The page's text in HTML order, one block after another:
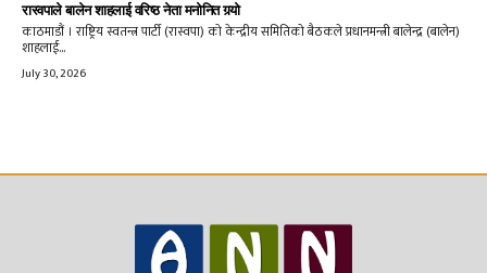
रास्वपाले बालेन शाहलाई वरिष्ठ नेता मनोनित गर्‍यो
काठमाडौं । राष्ट्रिय स्वतन्त्र पार्टी (रास्वपा) को केन्द्रीय समितिको बैठकले प्रधानमन्त्री बालेन्द्र (बालेन)
शाहलाई...
July 30, 2026